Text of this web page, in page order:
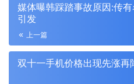
媒体曝韩踩踏事故原因:传
引发
上一篇
双十一手机价格出现先涨